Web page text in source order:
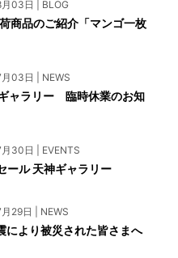
03日 | BLOG
商品のご紹介「マンゴ一枚
03日 | NEWS
ラリー 臨時休業のお知
30日 | EVENTS
ル 天神ギャラリー
29日 | NEWS
により被災された皆さまへ